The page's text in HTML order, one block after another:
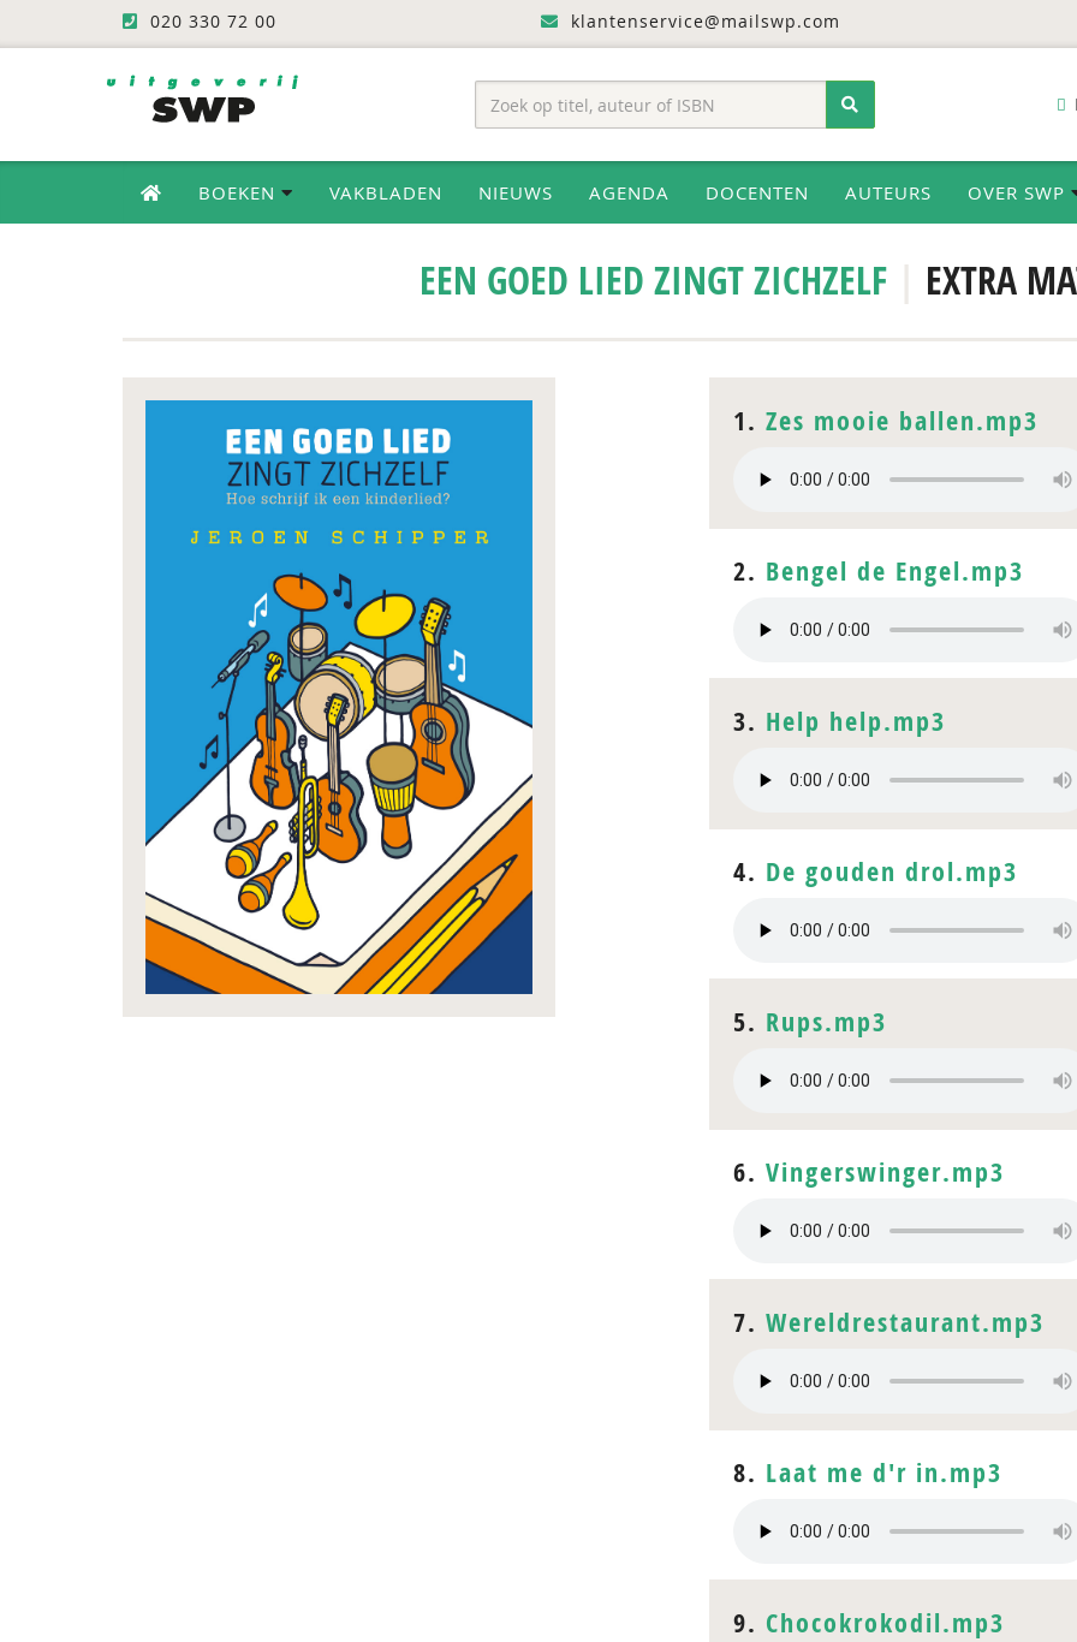
020 330 72 00 klantenservice@mailswp.com
BOEKEN VAKBLADEN NIEUWS AGENDA DOCENTEN AUTEURS OVER SWP
EEN GOED LIED ZINGT ZICHZELF | EXTRA
1. Zes mooie ballen.mp3
2. Bengel de Engel.mp3
3. Help help.mp3
4. De gouden drol.mp3
5. Rups.mp3
6. Vingerswinger.mp3
7. Wereldrestaurant.mp3
8. Laat me d'r in.mp3
9. Chocokrokodil.mp3